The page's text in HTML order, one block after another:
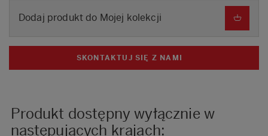
Dodaj produkt do Mojej kolekcji
SKONTAKTUJ SIĘ Z NAMI
Produkt dostępny wyłącznie w
następujących krajach: